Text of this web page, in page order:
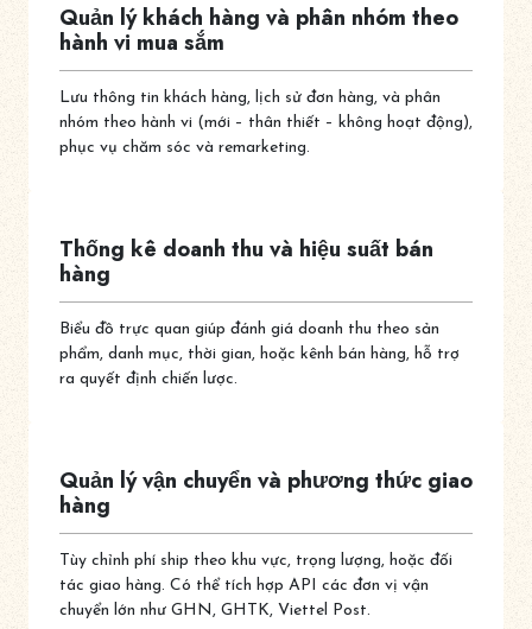
Quản lý khách hàng và phân nhóm theo
hành vi mua sắm
Lưu thông tin khách hàng, lịch sử đơn hàng, và phân
nhóm theo hành vi (mới – thân thiết – không hoạt động),
phục vụ chăm sóc và remarketing.
Thống kê doanh thu và hiệu suất bán
hàng
Biểu đồ trực quan giúp đánh giá doanh thu theo sản
phẩm, danh mục, thời gian, hoặc kênh bán hàng, hỗ trợ
ra quyết định chiến lược.
Quản lý vận chuyển và phương thức giao
hàng
Tùy chỉnh phí ship theo khu vực, trọng lượng, hoặc đối
tác giao hàng. Có thể tích hợp API các đơn vị vận
chuyển lớn như GHN, GHTK, Viettel Post.